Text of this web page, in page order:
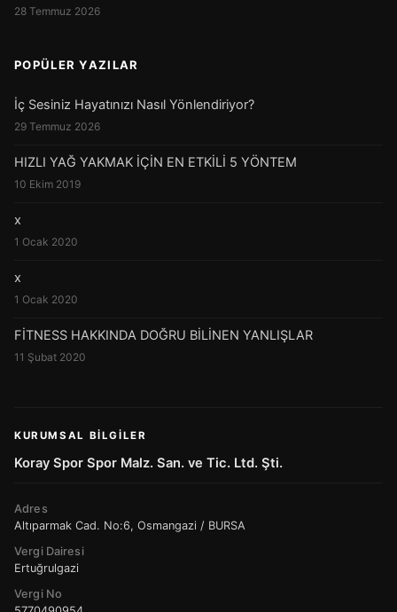
28 Temmuz 2026
POPÜLER YAZILAR
İç Sesiniz Hayatınızı Nasıl Yönlendiriyor?
29 Temmuz 2026
HIZLI YAĞ YAKMAK İÇİN EN ETKİLİ 5 YÖNTEM
10 Ekim 2019
x
1 Ocak 2020
x
1 Ocak 2020
FİTNESS HAKKINDA DOĞRU BİLİNEN YANLIŞLAR
11 Şubat 2020
KURUMSAL BILGILER
Koray Spor Spor Malz. San. ve Tic. Ltd. Şti.
Adres
Altıparmak Cad. No:6, Osmangazi / BURSA
Vergi Dairesi
Ertuğrulgazi
Vergi No